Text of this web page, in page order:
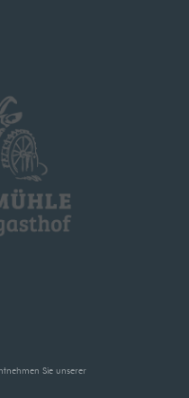
Sie unserer